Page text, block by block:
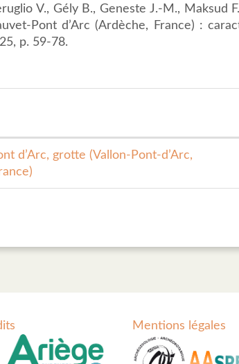
V., Gély B., Geneste J.-M., Maksud
Pont d’Arc (Ardèche, France) :
p. 59-78.
d’Arc, grotte (Vallon-Pont-d’Arc,
Mentions légales